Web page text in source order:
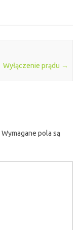
Wyłączenie prądu →
Wymagane pola są